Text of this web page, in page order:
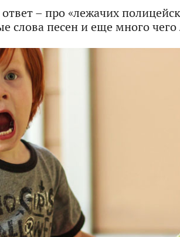
– про «лежачих
слова песен и еще много